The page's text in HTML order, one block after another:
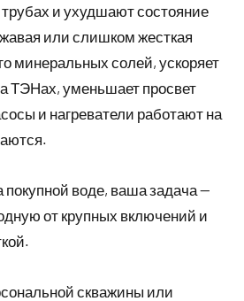
трубах и ухудшают состояние
или слишком жесткая
минеральных солей, ускоряет
ТЭНах, уменьшает просвет
и нагреватели работают на
покупной воде, ваша задача —
от крупных включений и
скважины или